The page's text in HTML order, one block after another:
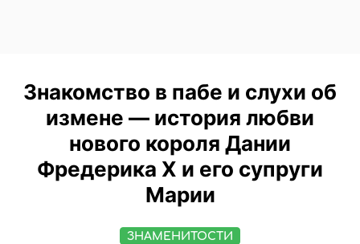
Знакомство в пабе и слухи об
измене — история любви
нового короля Дании
Фредерика X и его супруги
Марии
ЗНАМЕНИТОСТИ